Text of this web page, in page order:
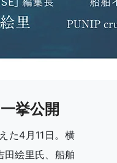
挙公開
た4月11日。横
田絵里氏、船舶